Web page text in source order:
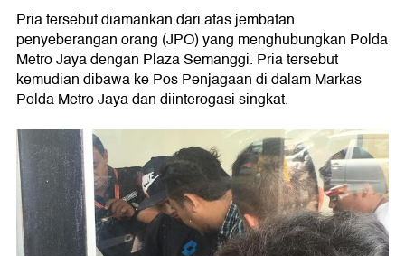
Pria tersebut diamankan dari atas jembatan
penyeberangan orang (JPO) yang menghubungkan Polda
Metro Jaya dengan Plaza Semanggi. Pria tersebut
kemudian dibawa ke Pos Penjagaan di dalam Markas
Polda Metro Jaya dan diinterogasi singkat.